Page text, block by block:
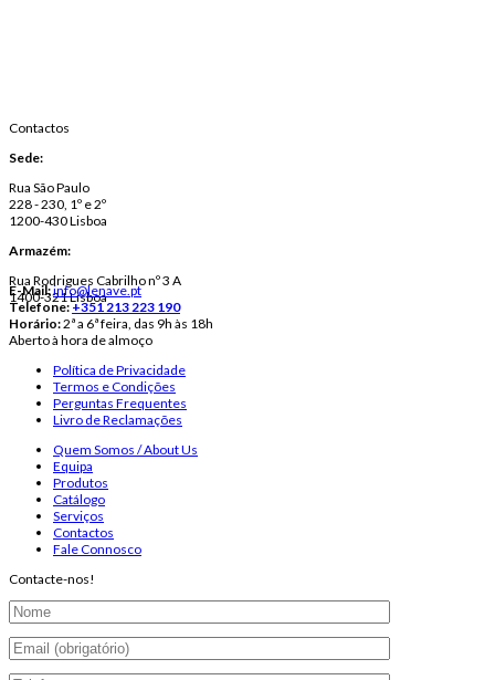
Contactos
Sede:
Rua São Paulo
228 - 230, 1º e 2º
1200-430 Lisboa
Armazém:
Rua Rodrigues Cabrilho nº 3 A
1400-321 Lisboa
E-Mail:info@lenave.pt
Telefone:+351 213 223 190
Horário:2ª a 6ª feira, das 9h às 18h
Aberto à hora de almoço
Política de Privacidade
Termos e Condições
Perguntas Frequentes
Livro de Reclamações
Quem Somos / About Us
Equipa
Produtos
Catálogo
Serviços
Contactos
Fale Connosco
Contacte-nos!